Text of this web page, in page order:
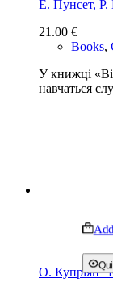
Е. Пунсет, Р.
21.00 €
Books,
У книжці
навчаться
О. Купріян